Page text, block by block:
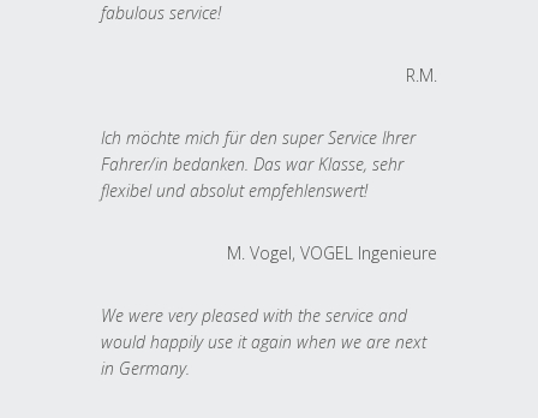
fabulous service!
R.M.
Ich möchte mich für den super Service Ihrer
Fahrer/in bedanken. Das war Klasse, sehr
flexibel und absolut empfehlenswert!
M. Vogel, VOGEL Ingenieure
We were very pleased with the service and
would happily use it again when we are next
in Germany.